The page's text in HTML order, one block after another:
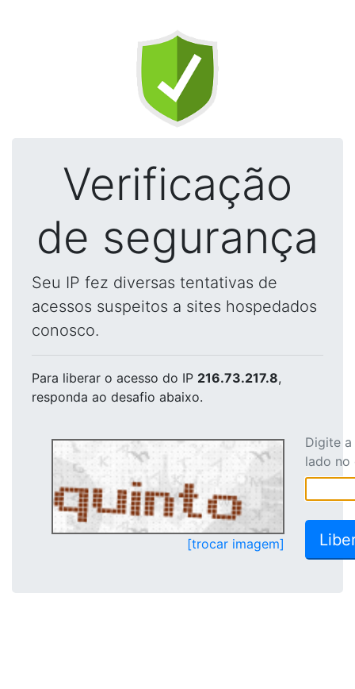
Verificação
de segurança
Seu IP fez diversas tentativas de
acessos suspeitos a sites hospedados
conosco.
Para liberar o acesso do IP 216.73.217.8,
responda ao desafio abaixo.
[trocar imagem]
Digite
lado no